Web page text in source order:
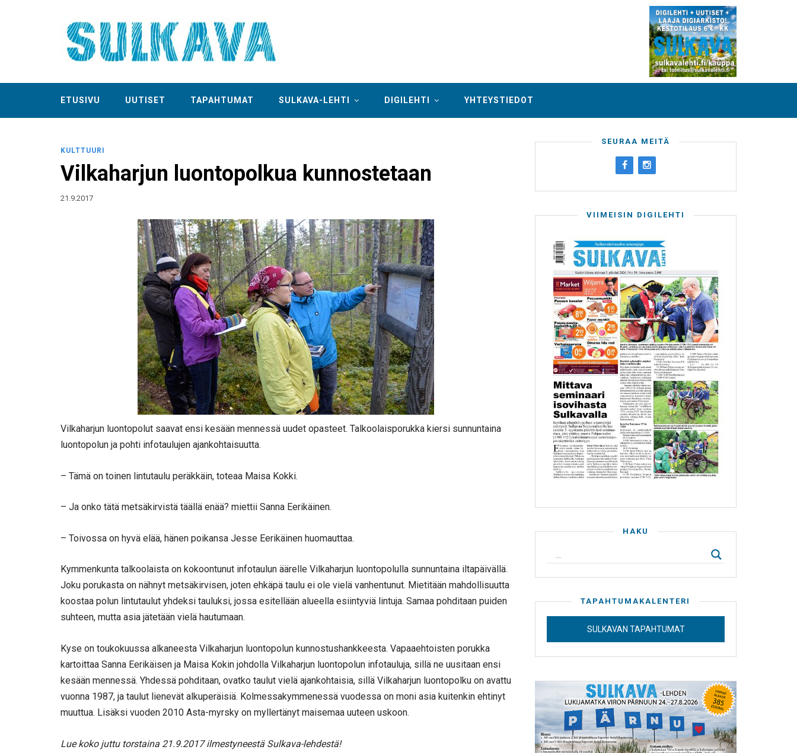
ETUSIVU UUTISET TAPAHTUMAT SULKAVA-LEHTI DIGILEHTI YHTEYSTIEDOT
KULTTUURI
Vilkaharjun luontopolkua kunnostetaan
21.9.2017
Vilkaharjun luontopolut saavat ensi kesään mennessä uudet opasteet. Talkoolaisporukka kiersi sunnuntaina
luontopolun ja pohti infotaulujen ajankohtaisuutta.
– Tämä on toinen lintutaulu peräkkäin, toteaa Maisa Kokki.
– Ja onko tätä metsäkirvistä täällä enää? miettii Sanna Eerikäinen.
– Toivossa on hyvä elää, hänen poikansa Jesse Eerikäinen huomauttaa.
Kymmenkunta talkoolaista on kokoontunut infotaulun äärelle Vilkaharjun luontopolulla sunnuntaina iltapäivällä.
Joku porukasta on nähnyt metsäkirvisen, joten ehkäpä taulu ei ole vielä vanhentunut. Mietitään mahdollisuutta
koostaa polun lintutaulut yhdeksi tauluksi, jossa esitellään alueella esiintyviä lintuja. Samaa pohditaan puiden
suhteen, mutta asia jätetään vielä hautumaan.
Kyse on toukokuussa alkaneesta Vilkaharjun luontopolun kunnostushankkeesta. Vapaaehtoisten porukka
kartoittaa Sanna Eerikäisen ja Maisa Kokin johdolla Vilkaharjun luontopolun infotauluja, sillä ne uusitaan ensi
kesään mennessä. Yhdessä pohditaan, ovatko taulut vielä ajankohtaisia, sillä Vilkaharjun luontopolku on avattu
vuonna 1987, ja taulut lienevät alkuperäisiä. Kolmessakymmenessä vuodessa on moni asia kuitenkin ehtinyt
muuttua. Lisäksi vuoden 2010 Asta-myrsky on myllertänyt maisemaa uuteen uskoon.
Lue koko juttu torstaina 21.9.2017 ilmestyneestä Sulkava-lehdestä!
SEURAA MEITÄ
VIIMEISIN DIGILEHTI
HAKU
TAPAHTUMAKALENTERI
SULKAVAN TAPAHTUMAT